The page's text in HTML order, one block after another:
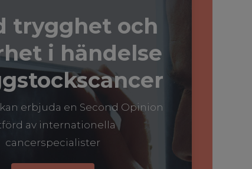
trygghet och
i händelse
erbjuda en Second Opinion
av internationella
cancerspecialister